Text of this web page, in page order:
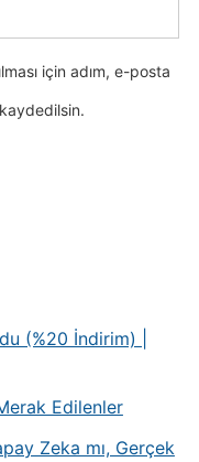
(%20 İndirim) |
Edilenler
Zeka mı, Gerçek
için adım, e-posta